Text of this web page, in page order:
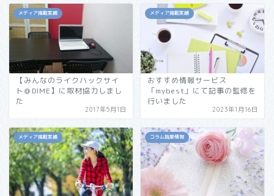
メディア掲載実績
【みんなのライクハックサイ
ト＠DIME】に取材協力しまし
た
2017年5月1日
メディア掲載実績
おすすめ情報サービス
「mybest」にて記事の監修を
行いました
2023年1月16日
メディア掲載実績 コラム執筆情報